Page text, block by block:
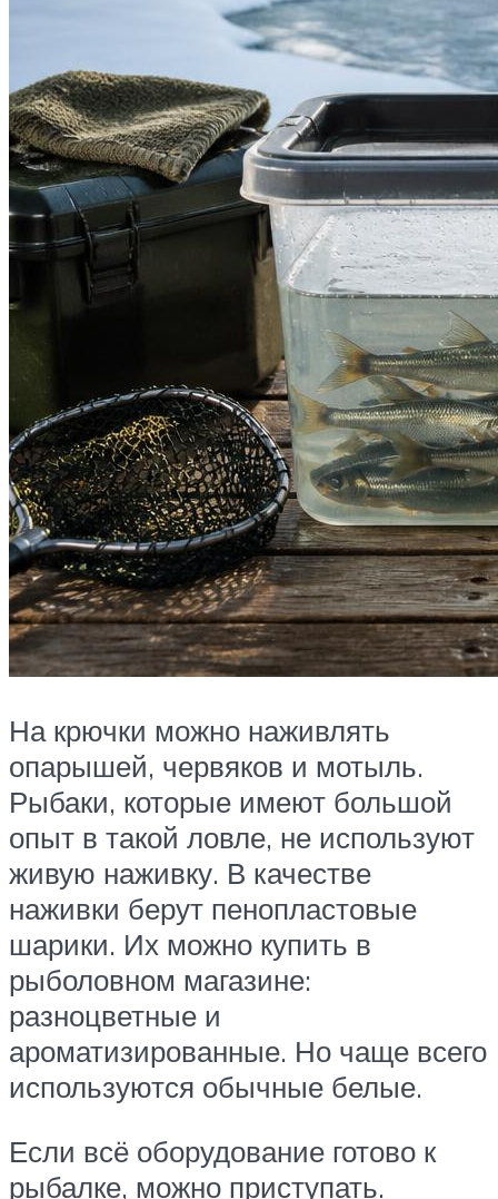
На крючки можно наживлять
опарышей, червяков и мотыль.
Рыбаки, которые имеют большой
опыт в такой ловле, не используют
живую наживку. В качестве
наживки берут пенопластовые
шарики. Их можно купить в
рыболовном магазине:
разноцветные и
ароматизированные. Но чаще всего
используются обычные белые.
Если всё оборудование готово к
рыбалке, можно приступать.